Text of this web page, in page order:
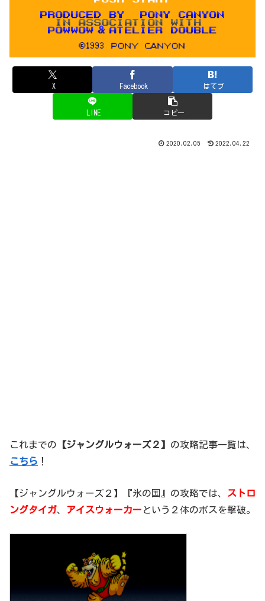
X Facebook はてブ
LINE コピー
2020.02.05 2022.04.22
これまでの 【ジャングルウォーズ２】 の攻略記事一覧は、
こちら ！
【ジャングルウォーズ２】『氷の国』の攻略では、
ストロ
ングタイガ、 アイスウォーカー という２体のボスを撃破。